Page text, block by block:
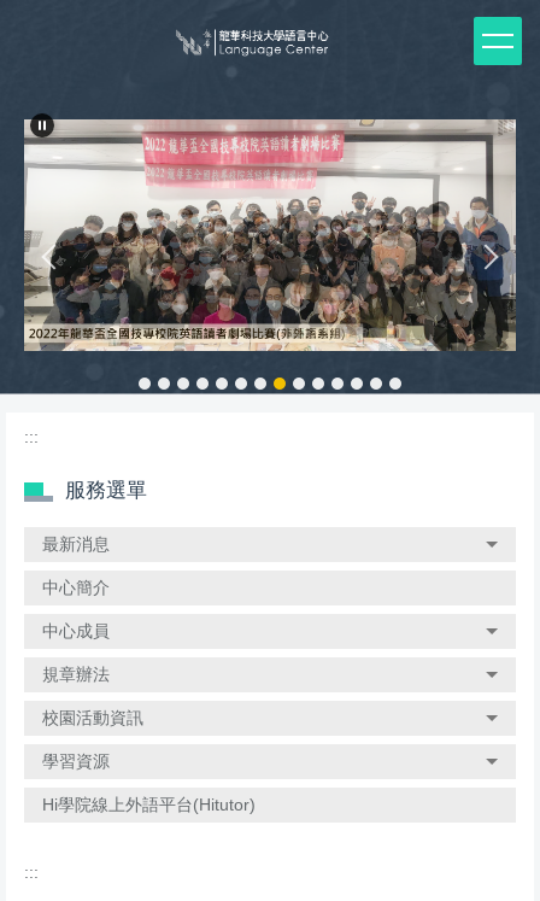
內
容
區
:::
服務選單
最新消息
中心簡介
中心成員
規章辦法
校園活動資訊
學習資源
Hi學院線上外語平台(Hitutor)
:::